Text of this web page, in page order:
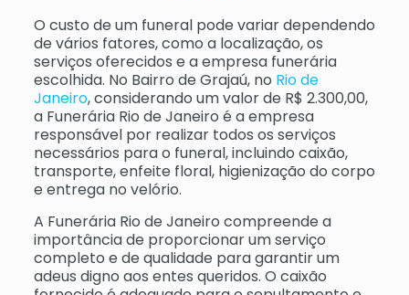
O custo de um funeral pode variar dependendo
de vários fatores, como a localização, os
serviços oferecidos e a empresa funerária
escolhida. No Bairro de Grajaú, no Rio de
Janeiro, considerando um valor de R$ 2.300,00,
a Funerária Rio de Janeiro é a empresa
responsável por realizar todos os serviços
necessários para o funeral, incluindo caixão,
transporte, enfeite floral, higienização do corpo
e entrega no velório.
A Funerária Rio de Janeiro compreende a
importância de proporcionar um serviço
completo e de qualidade para garantir um
adeus digno aos entes queridos. O caixão